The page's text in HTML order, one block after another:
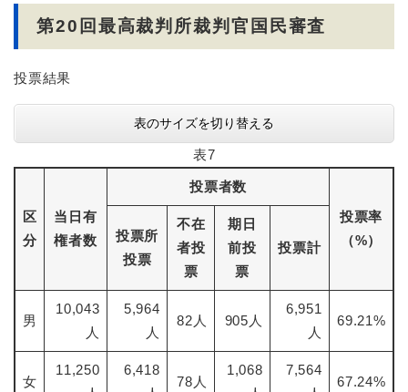
第20回最高裁判所裁判官国民審査
投票結果
表のサイズを切り替える
表7
区
分
当日有
権者数
投票者数
投票率
（%）
投票所
投票
不在
者投
票
期日
前投
票
投票計
男
10,043
人
5,964
人
82人 905人
6,951
人
69.21%
女
11,250
6,418
78人
1,068
7,564
67.24%